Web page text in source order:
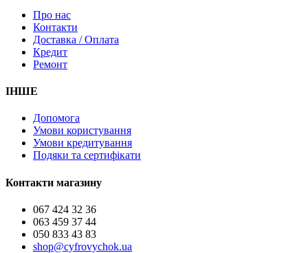
Про нас
Контакти
Доставка / Оплата
Кредит
Ремонт
ІНШЕ
Допомога
Умови користування
Умови кредитування
Подяки та сертифікати
Контакти магазину
067 424 32 36
063 459 37 44
050 833 43 83
shop@cyfrovychok.ua